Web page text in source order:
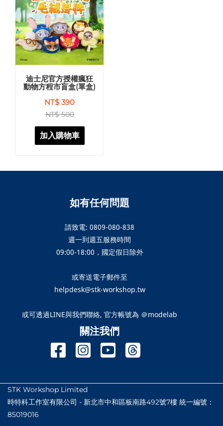
迪士尼官方授權瘋狂
動物方程市盲盒(單盒)
NT$ 390
NT$ 500
加入購物車
如有任何問題
請致電: 0809-080-838
週一到週五服務時間
09:00-18:00，國定假日除外
或寄送電子郵件至
helpdesk@stk-workshop.tw
或可透過LINE與我們聯絡, 官方帳號為 ＠modelab
關注我們
STK Workshop Limited
時特科工作室有限公司 - 新北市中和區板南路492號7樓 統一編號：
85019016